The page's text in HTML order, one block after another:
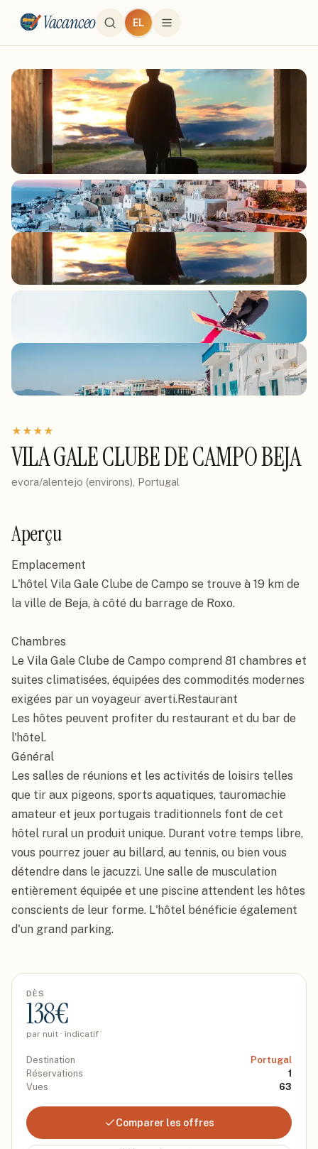
Vacanceo EL
★★★★
VILA GALE CLUBE DE CAMPO BEJA
evora/alentejo (environs), Portugal
Aperçu
Emplacement
L'hôtel Vila Gale Clube de Campo se trouve à 19 km de
la ville de Beja, à côté du barrage de Roxo.
Chambres
Le Vila Gale Clube de Campo comprend 81 chambres et
suites climatisées, équipées des commodités modernes
exigées par un voyageur averti.Restaurant
Les hôtes peuvent profiter du restaurant et du bar de
l'hôtel.
Général
Les salles de réunions et les activités de loisirs telles
que tir aux pigeons, sports aquatiques, tauromachie
amateur et jeux portugais traditionnels font de cet
hôtel rural un produit unique. Durant votre temps libre,
vous pourrez jouer au billard, au tennis, ou bien vous
détendre dans le jacuzzi. Une salle de musculation
entièrement équipée et une piscine attendent les hôtes
conscients de leur forme. L'hôtel bénéficie également
d'un grand parking.
DÈS
138€
par nuit · indicatif
Destination
Portugal
Réservations
1
Vues
63
Comparer les offres